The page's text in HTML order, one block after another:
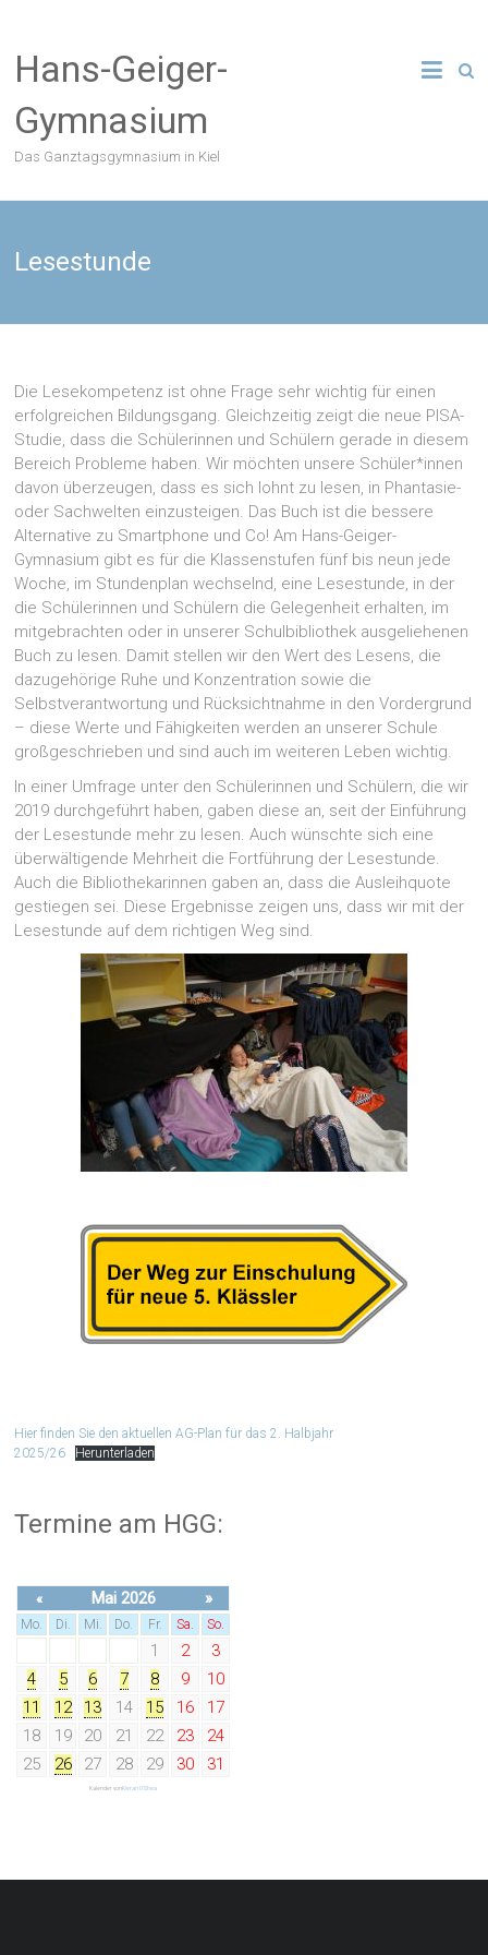
springen
Hans-Geiger-
Gymnasium
Das Ganztagsgymnasium in Kiel
Lesestunde
Die Lesekompetenz ist ohne Frage sehr wichtig für einen
erfolgreichen Bildungsgang. Gleichzeitig zeigt die neue PISA-
Studie, dass die Schülerinnen und Schülern gerade in diesem
Bereich Probleme haben. Wir möchten unsere Schüler*innen
davon überzeugen, dass es sich lohnt zu lesen, in Phantasie-
oder Sachwelten einzusteigen. Das Buch ist die bessere
Alternative zu Smartphone und Co! Am Hans-Geiger-
Gymnasium gibt es für die Klassenstufen fünf bis neun jede
Woche, im Stundenplan wechselnd, eine Lesestunde, in der
die Schülerinnen und Schülern die Gelegenheit erhalten, im
mitgebrachten oder in unserer Schulbibliothek ausgeliehenen
Buch zu lesen. Damit stellen wir den Wert des Lesens, die
dazugehörige Ruhe und Konzentration sowie die
Selbstverantwortung und Rücksichtnahme in den Vordergrund
– diese Werte und Fähigkeiten werden an unserer Schule
großgeschrieben und sind auch im weiteren Leben wichtig.
In einer Umfrage unter den Schülerinnen und Schülern, die wir
2019 durchgeführt haben, gaben diese an, seit der Einführung
der Lesestunde mehr zu lesen. Auch wünschte sich eine
überwältigende Mehrheit die Fortführung der Lesestunde.
Auch die Bibliothekarinnen gaben an, dass die Ausleihquote
gestiegen sei. Diese Ergebnisse zeigen uns, dass wir mit der
Lesestunde auf dem richtigen Weg sind.
Hier finden Sie den aktuellen AG-Plan für das 2. Halbjahr
2025/26
Herunterladen
Termine am HGG:
« Mai 2026 »
Mo. Di. Mi. Do. Fr. Sa. So.
1 2
3
4
5 6 7 8 9
10
11
12 13 14 15 16
17
18
19 20 21 22 23
24
25
26 27 28 29 30 31
Kalender vonKieran O'Shea